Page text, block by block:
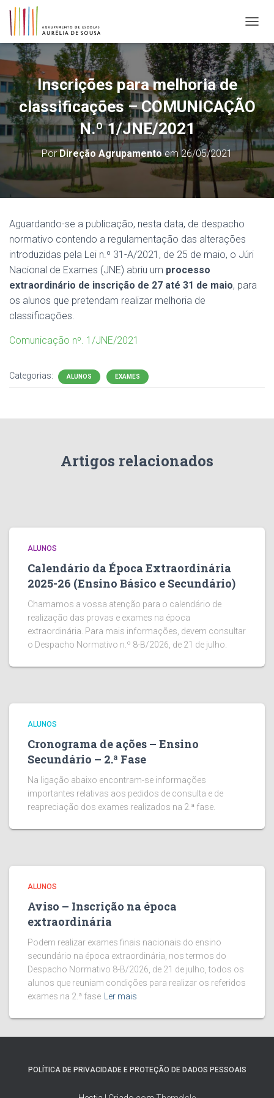
Inscrições para melhoria de
classificações – COMUNICAÇÃO
N.º 1/JNE/2021
PorDireção Agrupamentoem26/05/2021
Aguardando-se a publicação, nesta data, de despacho
normativo contendo a regulamentação das alterações
introduzidas pela Lei n.º 31-A/2021, de 25 de maio, o Júri
Nacional de Exames (JNE) abriu um processo
extraordinário de inscrição de 27 até 31 de maio, para
os alunos que pretendam realizar melhoria de
classificações.
Comunicação nº. 1/JNE/2021
Categorias: ALUNOS EXAMES
Artigos relacionados
ALUNOS
Calendário da Época Extraordinária
2025-26 (Ensino Básico e Secundário)
Chamamos a vossa atenção para o calendário de
realização das provas e exames na época
extraordinária. Para mais informações, devem consultar
o Despacho Normativo n.º 8-B/2026, de 21 de julho.
ALUNOS
Cronograma de ações – Ensino
Secundário – 2.ª Fase
Na ligação abaixo encontram-se informações
importantes relativas aos pedidos de consulta e de
reapreciação dos exames realizados na 2.ª fase.
ALUNOS
Aviso – Inscrição na época
extraordinária
Podem realizar exames finais nacionais do ensino
secundário na época extraordinária, nos termos do
Despacho Normativo 8-B/2026, de 21 de julho, todos os
alunos que reuniam condições para realizar os referidos
exames na 2.ª fase
Ler mais
POLÍTICA DE PRIVACIDADE E PROTEÇÃO DE DADOS PESSOAIS